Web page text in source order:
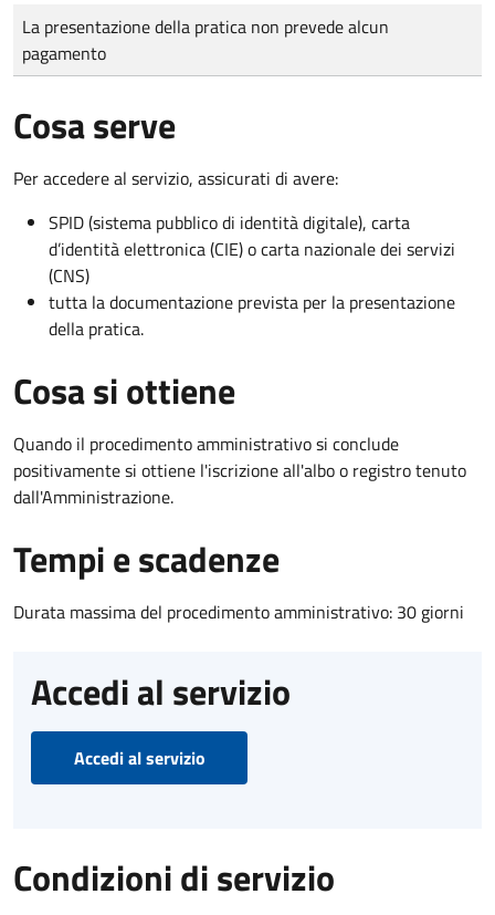
Tipo di pagamento
Importo
La presentazione della pratica non prevede alcun
pagamento
Cosa serve
Per accedere al servizio, assicurati di avere:
SPID (sistema pubblico di identità digitale), carta
d’identità elettronica (CIE) o carta nazionale dei servizi
(CNS)
tutta la documentazione prevista per la presentazione
della pratica.
Cosa si ottiene
Quando il procedimento amministrativo si conclude
positivamente si ottiene l'iscrizione all'albo o registro tenuto
dall'Amministrazione.
Tempi e scadenze
Durata massima del procedimento amministrativo: 30 giorni
Accedi al servizio
Accedi al servizio
Condizioni di servizio